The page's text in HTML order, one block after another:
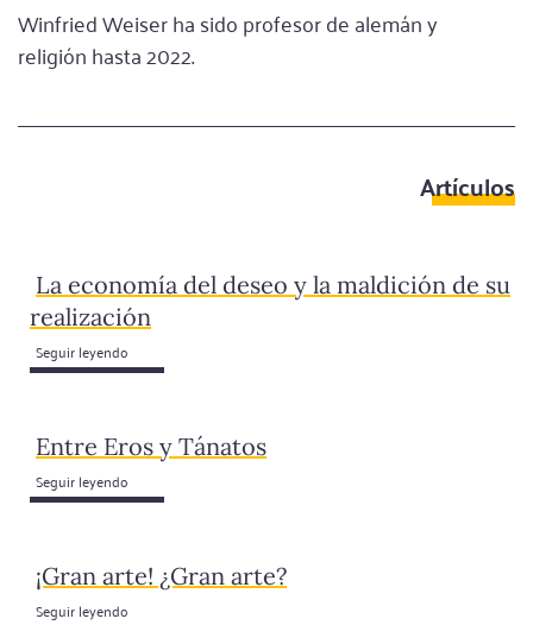
Winfried Weiser ha sido profesor de alemán y
religión hasta 2022.
Artículos
La economía del deseo y la maldición de su
realización
Seguir leyendo
Entre Eros y Tánatos
Seguir leyendo
¡Gran arte! ¿Gran arte?
Seguir leyendo